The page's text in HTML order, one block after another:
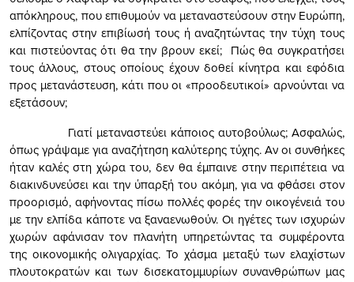
απόκληρους, που επιθυμούν να μεταναστεύσουν στην Ευρώπη,
ελπίζοντας στην επιβίωσή τους ή αναζητώντας την τύχη τους
και πιστεύοντας ότι θα την βρουν εκεί; Πώς θα συγκρατήσει
τους άλλους, στους οποίους έχουν δοθεί κίνητρα και εφόδια
προς μετανάστευση, κάτι που οι «προοδευτικοί» αρνούνται να
εξετάσουν;
Γιατί μεταναστεύει κάποιος αυτοβούλως; Ασφαλώς,
όπως γράψαμε για αναζήτηση καλύτερης τύχης. Αν οι συνθήκες
ήταν καλές στη χώρα του, δεν θα έμπαινε στην περιπέτεια να
διακινδυνεύσει και την ύπαρξή του ακόμη, για να φθάσει στον
προορισμό, αφήνοντας πίσω πολλές φορές την οικογένειά του
με την ελπίδα κάποτε να ξαναενωθούν. Οι ηγέτες των ισχυρών
χωρών αφάνισαν τον πλανήτη υπηρετώντας τα συμφέροντα
της οικονομικής ολιγαρχίας. Το χάσμα μεταξύ των ελαχίστων
πλουτοκρατών και των δισεκατομμυρίων συνανθρώπων μας